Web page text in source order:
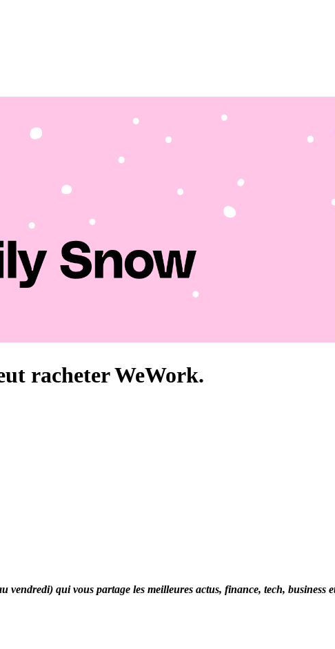
racheter WeWork.
qui vous partage les meilleures actus, finance, tech, business